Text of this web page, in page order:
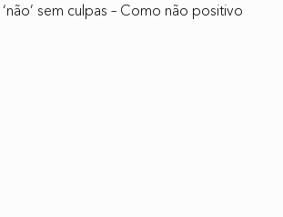
sem culpas – Como não positivo